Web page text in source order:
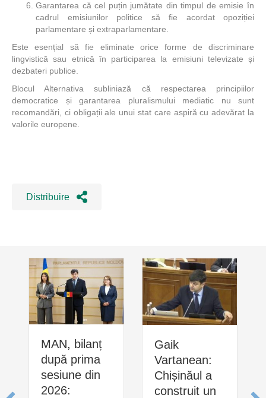
Garantarea că cel puțin jumătate din timpul de emisie în
cadrul emisiunilor politice să fie acordat opoziției
parlamentare și extraparlamentare.
Este esențial să fie eliminate orice forme de discriminare
lingvistică sau etnică în participarea la emisiuni televizate și
dezbateri publice.
Blocul Alternativa subliniază că respectarea principiilor
democratice și garantarea pluralismului mediatic nu sunt
recomandări, ci obligații ale unui stat care aspiră cu adevărat la
valorile europene.
Distribuire
MAN, bilanț
după prima
sesiune din
2026:
Gaik
Vartanean:
Chișinăul a
construit un